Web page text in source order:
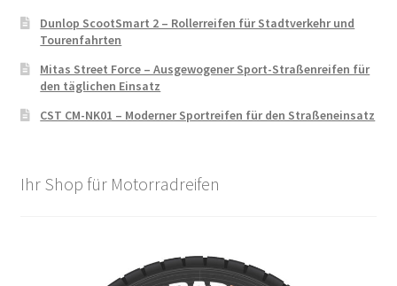
Dunlop ScootSmart 2 – Rollerreifen für Stadtverkehr und
Tourenfahrten
Mitas Street Force – Ausgewogener Sport-Straßenreifen für
den täglichen Einsatz
CST CM-NK01 – Moderner Sportreifen für den Straßeneinsatz
Ihr Shop für Motorradreifen